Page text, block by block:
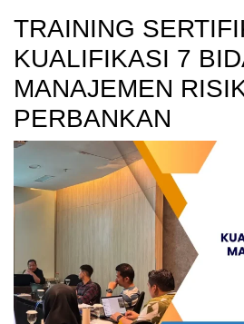
TRAINING
KUALIFIKASI 7
MANAJEMEN
PERBANKAN